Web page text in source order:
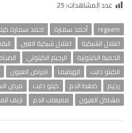
عدد المشاهدات:25
regeem أحمد سمارة احمد سمارة
اعتلال الشبكية
اعتلال شبكية العين
الحمية الكيتونية
الرجيم الكيتوني
الكيتو دايت
الهيفيما امراض العيون
رجيم
ضغط الدم كيتو دايت مرض
مشاكل العيون
مميعات الدم نزيف